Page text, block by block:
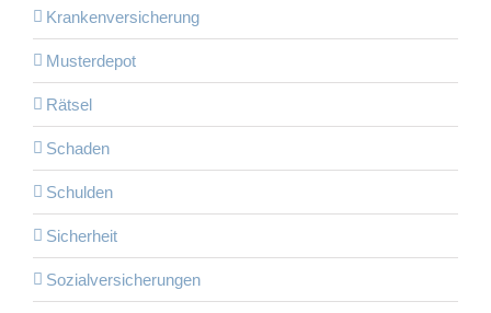
Krankenversicherung
Musterdepot
Rätsel
Schaden
Schulden
Sicherheit
Sozialversicherungen